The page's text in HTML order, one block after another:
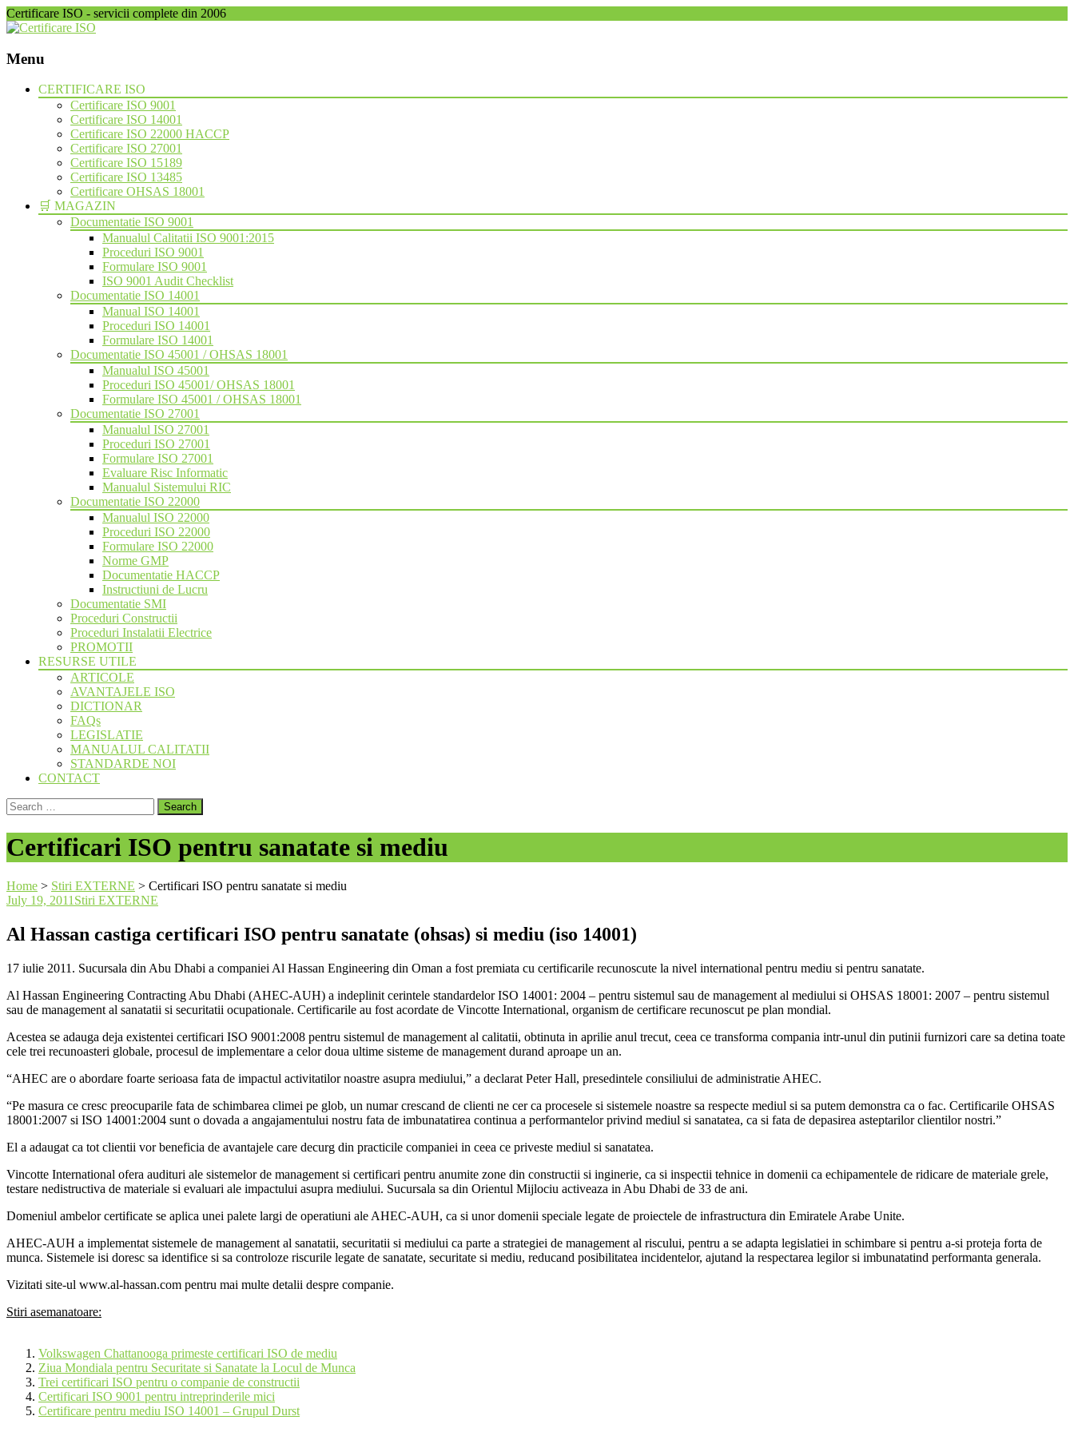
Certificare ISO - servicii complete din 2006
Menu
Skip
CERTIFICARE ISO
Certificare ISO 9001
Certificare ISO 14001
Certificare ISO 22000 HACCP
Certificare ISO 27001
Certificare ISO 15189
Certificare ISO 13485
Certificare OHSAS 18001
🛒 MAGAZIN
Documentatie ISO 9001
Manualul Calitatii ISO 9001:2015
Proceduri ISO 9001
Formulare ISO 9001
ISO 9001 Audit Checklist
Documentatie ISO 14001
Manual ISO 14001
Proceduri ISO 14001
Formulare ISO 14001
Documentatie ISO 45001 / OHSAS 18001
Manualul ISO 45001
Proceduri ISO 45001/ OHSAS 18001
Formulare ISO 45001 / OHSAS 18001
Documentatie ISO 27001
Manualul ISO 27001
Proceduri ISO 27001
Formulare ISO 27001
Evaluare Risc Informatic
Manualul Sistemului RIC
Documentatie ISO 22000
Manualul ISO 22000
Proceduri ISO 22000
Formulare ISO 22000
Norme GMP
Documentatie HACCP
Instructiuni de Lucru
Documentatie SMI
Proceduri Constructii
Proceduri Instalatii Electrice
PROMOTII
RESURSE UTILE
ARTICOLE
AVANTAJELE ISO
DICTIONAR
FAQs
LEGISLATIE
MANUALUL CALITATII
STANDARDE NOI
CONTACT
Search
for:
Certificari ISO pentru sanatate si mediu
Home > Stiri EXTERNE > Certificari ISO pentru sanatate si mediu
July 19, 2011 Stiri EXTERNE
Al Hassan castiga certificari ISO pentru sanatate (ohsas) si mediu (iso 14001)
17 iulie 2011. Sucursala din Abu Dhabi a companiei Al Hassan Engineering din Oman a fost premiata cu certificarile recunoscute la nivel international pentru mediu si pentru sanatate.
Al Hassan Engineering Contracting Abu Dhabi (AHEC-AUH) a indeplinit cerintele standardelor ISO 14001: 2004 – pentru sistemul sau de management al mediului si OHSAS 18001: 2007 – pentru sistemul
sau de management al sanatatii si securitatii ocupationale. Certificarile au fost acordate de Vincotte International, organism de certificare recunoscut pe plan mondial.
Acestea se adauga deja existentei certificari ISO 9001:2008 pentru sistemul de management al calitatii, obtinuta in aprilie anul trecut, ceea ce transforma compania intr-unul din putinii furnizori care sa detina toate
cele trei recunoasteri globale, procesul de implementare a celor doua ultime sisteme de management durand aproape un an.
“AHEC are o abordare foarte serioasa fata de impactul activitatilor noastre asupra mediului,” a declarat Peter Hall, presedintele consiliului de administratie AHEC.
“Pe masura ce cresc preocuparile fata de schimbarea climei pe glob, un numar crescand de clienti ne cer ca procesele si sistemele noastre sa respecte mediul si sa putem demonstra ca o fac. Certificarile OHSAS
18001:2007 si ISO 14001:2004 sunt o dovada a angajamentului nostru fata de imbunatatirea continua a performantelor privind mediul si sanatatea, ca si fata de depasirea asteptarilor clientilor nostri.”
El a adaugat ca tot clientii vor beneficia de avantajele care decurg din practicile companiei in ceea ce priveste mediul si sanatatea.
Vincotte International ofera audituri ale sistemelor de management si certificari pentru anumite zone din constructii si inginerie, ca si inspectii tehnice in domenii ca echipamentele de ridicare de materiale grele,
testare nedistructiva de materiale si evaluari ale impactului asupra mediului. Sucursala sa din Orientul Mijlociu activeaza in Abu Dhabi de 33 de ani.
Domeniul ambelor certificate se aplica unei palete largi de operatiuni ale AHEC-AUH, ca si unor domenii speciale legate de proiectele de infrastructura din Emiratele Arabe Unite.
AHEC-AUH a implementat sistemele de management al sanatatii, securitatii si mediului ca parte a strategiei de management al riscului, pentru a se adapta legislatiei in schimbare si pentru a-si proteja forta de
munca. Sistemele isi doresc sa identifice si sa controloze riscurile legate de sanatate, securitate si mediu, reducand posibilitatea incidentelor, ajutand la respectarea legilor si imbunatatind performanta generala.
Vizitati site-ul www.al-hassan.com pentru mai multe detalii despre companie.
Stiri asemanatoare:
Volkswagen Chattanooga primeste certificari ISO de mediu
Ziua Mondiala pentru Securitate si Sanatate la Locul de Munca
Trei certificari ISO pentru o companie de constructii
Certificari ISO 9001 pentru intreprinderile mici
Certificare pentru mediu ISO 14001 – Grupul Durst